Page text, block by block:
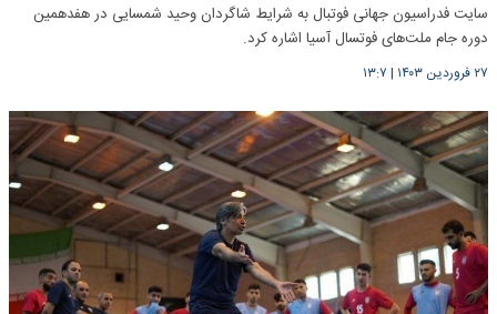
سایت فدراسیون جهانی فوتبال به شرایط شاگردان وحید شمسایی در هفدهمین
دوره جام ملت‌های فوتسال آسیا اشاره کرد.
۲۷ فروردین ۱۴۰۳ | ۱۳:۷